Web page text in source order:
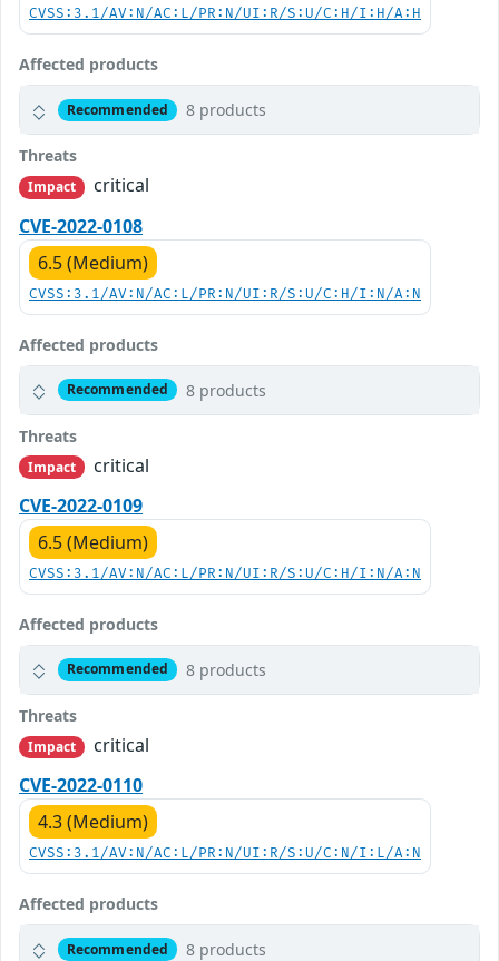
CVSS:3.1/AV:N/AC:L/PR:N/UI:R/S:U/C:H/I:H/A:H
Affected products
Recommended 8 products
Threats
Impact
critical
CVE-2022-0108
6.5 (Medium)
CVSS:3.1/AV:N/AC:L/PR:N/UI:R/S:U/C:H/I:N/A:N
Affected products
Recommended 8 products
Threats
Impact
critical
CVE-2022-0109
6.5 (Medium)
CVSS:3.1/AV:N/AC:L/PR:N/UI:R/S:U/C:H/I:N/A:N
Affected products
Recommended 8 products
Threats
Impact
critical
CVE-2022-0110
4.3 (Medium)
CVSS:3.1/AV:N/AC:L/PR:N/UI:R/S:U/C:N/I:L/A:N
Affected products
Recommended 8 products